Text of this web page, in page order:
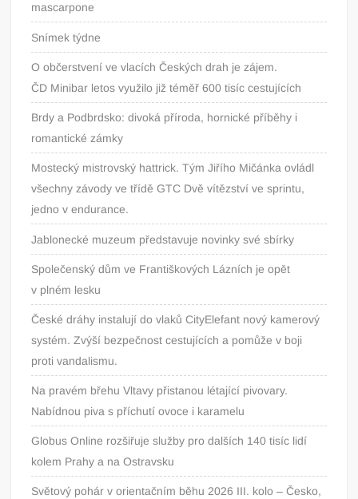
mascarpone
Snímek týdne
O občerstvení ve vlacích Českých drah je zájem.
ČD Minibar letos využilo již téměř 600 tisíc cestujících
Brdy a Podbrdsko: divoká příroda, hornické příběhy i
romantické zámky
Mostecký mistrovský hattrick. Tým Jiřího Mičánka ovládl
všechny závody ve třídě GTC Dvě vítězství ve sprintu,
jedno v endurance.
Jablonecké muzeum představuje novinky své sbírky
Společenský dům ve Františkových Lázních je opět
v plném lesku
České dráhy instalují do vlaků CityElefant nový kamerový
systém. Zvýší bezpečnost cestujících a pomůže v boji
proti vandalismu.
Na pravém břehu Vltavy přistanou létající pivovary.
Nabídnou piva s příchutí ovoce i karamelu
Globus Online rozšiřuje služby pro dalších 140 tisíc lidí
kolem Prahy a na Ostravsku
Světový pohár v orientačním běhu 2026 III. kolo – Česko,